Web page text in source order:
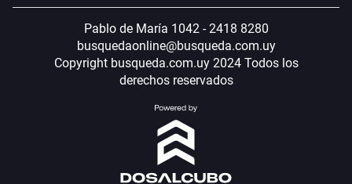
Pablo de María 1042 - 2418 8280
busquedaonline@busqueda.com.uy
Copyright busqueda.com.uy 2024 Todos los
derechos reservados